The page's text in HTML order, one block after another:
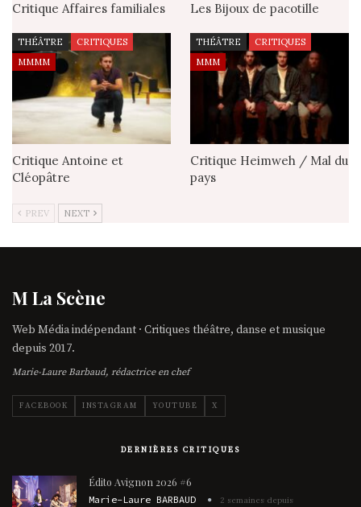
Critique Affaires familiales Les Bijoux de pacotille
THÉÂTRE
CRITIQUES
MMMM
Critique Antoine et
Cléopâtre
THÉÂTRE
CRITIQUES
MMM
Critique Heimweh / Mal du
pays
PREV NEXT
M La Scène
Web Média indépendant · Critiques théâtre, danse et musique
depuis 2017.
Marie-Laure Barbaud, rédactrice en chef
FACEBOOK INSTAGRAM YOUTUBE X
DERNIÈRES CRITIQUES
Édito Avignon 2026 #6
Marie-Laure BARBAUD 2 semaines depuis